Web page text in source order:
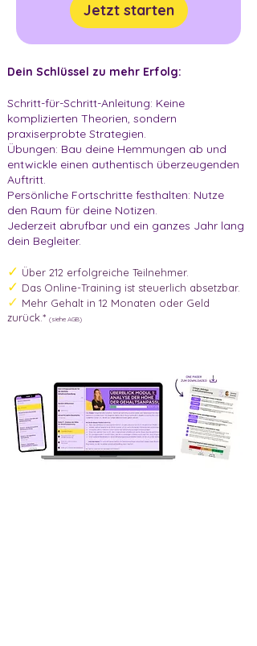
Jetzt starten
Dein Schlüssel zu mehr Erfolg:
Schritt-für-Schritt-Anleitung: Keine
komplizierten Theorien, sondern
praxiserprobte Strategien.
Übungen: Bau deine Hemmungen ab und
entwickle einen authentisch überzeugenden
Auftritt.
Persönliche Fortschritte festhalten: Nutze
den Raum für deine Notizen.
Jederzeit abrufbar und ein ganzes Jahr lang
dein Begleiter.
✓ Über 212 erfolgreiche Teilnehmer.
✓ Das Online-Training ist steuerlich absetzbar.
✓ Mehr Gehalt in 12 Monaten oder Geld
zurück.* (siehe AGB)